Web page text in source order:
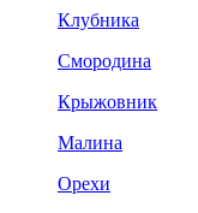
Клубника
Смородина
Крыжовник
Малина
Орехи